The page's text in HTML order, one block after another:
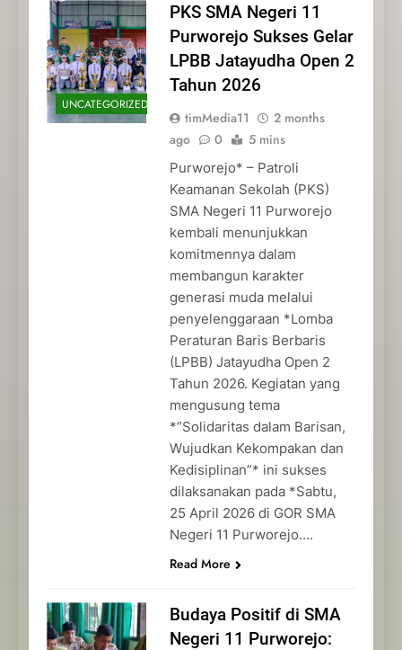
UNCATEGORIZED
PKS SMA Negeri 11
Purworejo Sukses Gelar
LPBB Jatayudha Open 2
Tahun 2026
timMedia11
2 months
ago
0 5 mins
Purworejo* – Patroli
Keamanan Sekolah (PKS)
SMA Negeri 11 Purworejo
kembali menunjukkan
komitmennya dalam
membangun karakter
generasi muda melalui
penyelenggaraan *Lomba
Peraturan Baris Berbaris
(LPBB) Jatayudha Open 2
Tahun 2026. Kegiatan yang
mengusung tema
*”Solidaritas dalam Barisan,
Wujudkan Kekompakan dan
Kedisiplinan”* ini sukses
dilaksanakan pada *Sabtu,
25 April 2026 di GOR SMA
Negeri 11 Purworejo….
Read More
Budaya Positif di SMA
Negeri 11 Purworejo: